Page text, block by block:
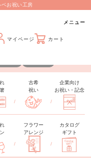
お祝い工房
マイページ カート
/
古希
祝い
/
企業向け
お祝い・記念
/
フラワー
アレンジ
/
カタログ
ギフト